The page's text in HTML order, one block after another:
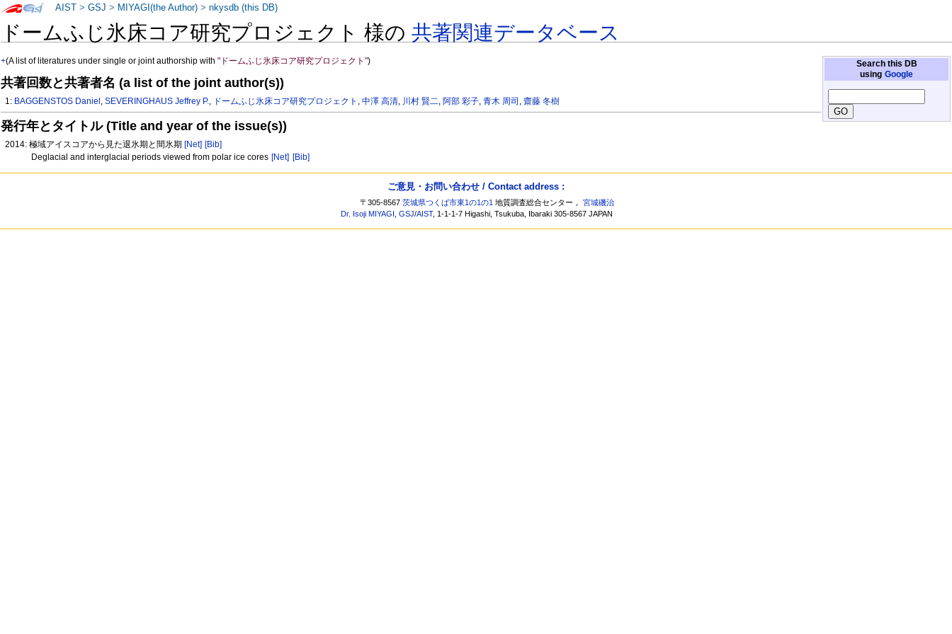
ドームふじ氷床コア研究プロジェクト 様の共著関連データベース
Search this DB
using Google
+(A list of literatures under single or joint authorship with"ドームふじ氷床コア研究プロジェクト")
共著回数と共著者名 (a list of the joint author(s))
1: BAGGENSTOS Daniel ,SEVERINGHAUS Jeffrey P., ドームふじ氷床コア研究プロジェクト ,中澤 高清, 川村 賢二, 阿部 彩子,青木 周司 ,齋藤 冬樹
発行年とタイトル (Title and year of the issue(s))
2014: 極域アイスコアから見た退氷期と間氷期 [Net] [Bib]
Deglacial and interglacial periods viewed from polar ice cores [Net] [Bib]
AIST >GSJ > MIYAGI(the Author) >nkysdb (this DB)
ご意見・お問い合わせ / Contact address :
〒305-8567茨城県つくば市東1の1の1 地質調査総合センター，宮城磯治
Dr. Isoji MIYAGI ,GSJ/AIST, 1-1-1-7 Higashi, Tsukuba, Ibaraki 305-8567 JAPAN